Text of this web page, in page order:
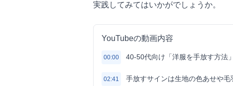
実践してみてはいかがでしょうか。
YouTubeの動画内容
00:00 40-50代向け「洋服を手放す方法
02:41 手放すサインは生地の色あせや毛